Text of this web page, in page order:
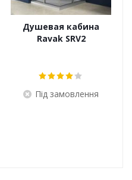
Душевая кабина
Ravak SRV2
Під замовлення